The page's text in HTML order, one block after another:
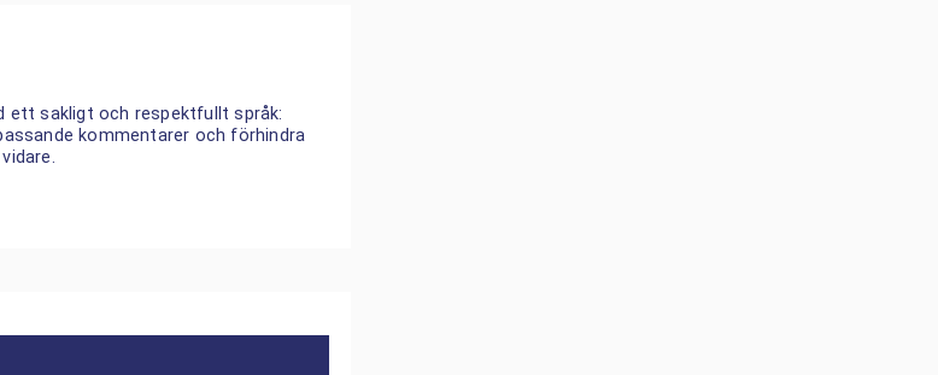
ett sakligt och respektfullt språk:
kommentarer och förhindra